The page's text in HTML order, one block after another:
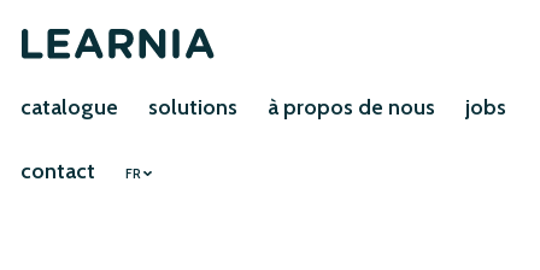
catalogue solutions à propos de nous jobs
contact FR